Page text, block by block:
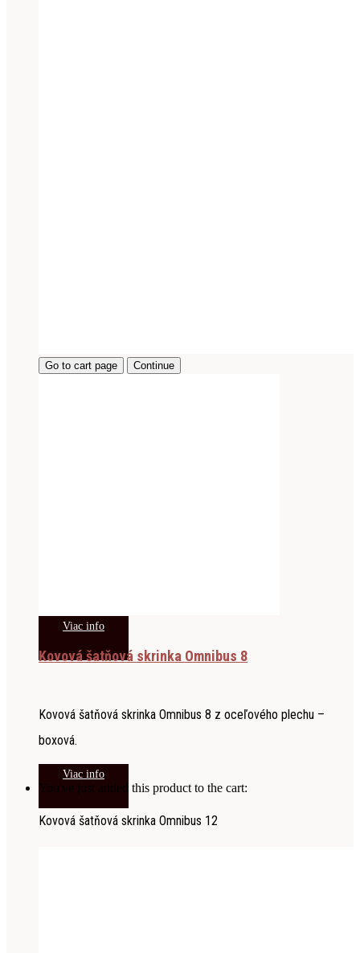
Go to cart page Continue
Viac info
Kovová šatňová skrinka Omnibus 8
Kovová šatňová skrinka Omnibus 8 z oceľového plechu –
boxová.
Viac info
You've just added this product to the cart:
Kovová šatňová skrinka Omnibus 12